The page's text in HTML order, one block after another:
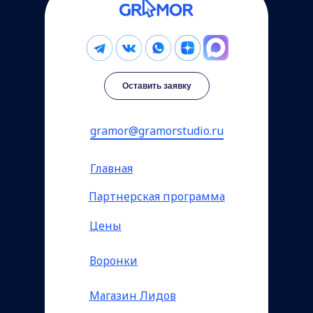
gramor@gramorstudio.ru
Партнерская программа
Цены
Оставить заявку
Воронки
Магазин Лидов
Главная